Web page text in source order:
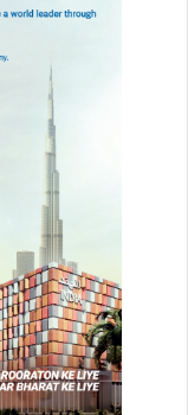
chhattisgarh